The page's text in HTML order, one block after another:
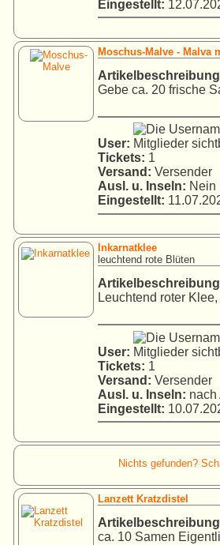
Eingestellt:
Moschus-Malve - Malva
Gebe ca. 20 frische
User:
Tickets: 1
Versand: Versender
Ausl. u. Inseln: Nein
Eingestellt:
Inkarnatklee
leuchtend rote Blüten
Leuchtend roter
User:
Tickets: 1
Versand: Versender
Ausl. u. Inseln: nach
Eingestellt:
Nichts gefunden?
Lanzett Kratzdistel
ca. 10 Samen